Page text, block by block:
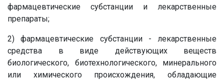
фармацевтические субстанции и лекарственные
препараты;
2) фармацевтические субстанции - лекарственные
средства в виде действующих веществ
биологического, биотехнологического, минерального
или химического происхождения, обладающие